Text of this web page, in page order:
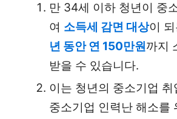
만 34세 이하 청년이 중
여 소득세 감면 대상이
년 동안 연 150만원까지
받을 수 있습니다.
이는 청년의 중소기업
중소기업 인력난 해소를